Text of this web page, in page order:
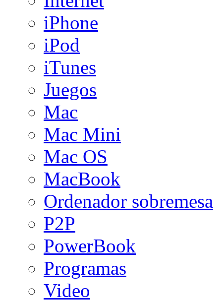
iPhone
iPod
iTunes
Juegos
Mac
Mac Mini
Mac OS
MacBook
Ordenador sobremesa
P2P
PowerBook
Programas
Video